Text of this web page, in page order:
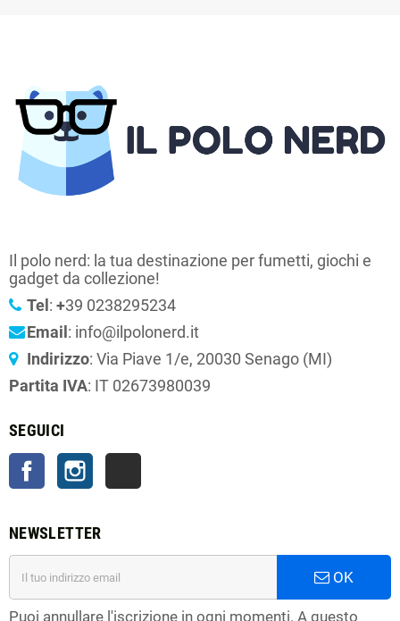
Il polo nerd: la tua destinazione per fumetti, giochi e
gadget da collezione!
Tel : +39 0238295234
Email : info@ilpolonerd.it
Indirizzo: Via Piave 1/e, 20030 Senago (MI)
Partita IVA: IT 02673980039
SEGUICI
FacebookInstagram
NEWSLETTER
OK
Puoi annullare l'iscrizione in ogni momenti. A questo